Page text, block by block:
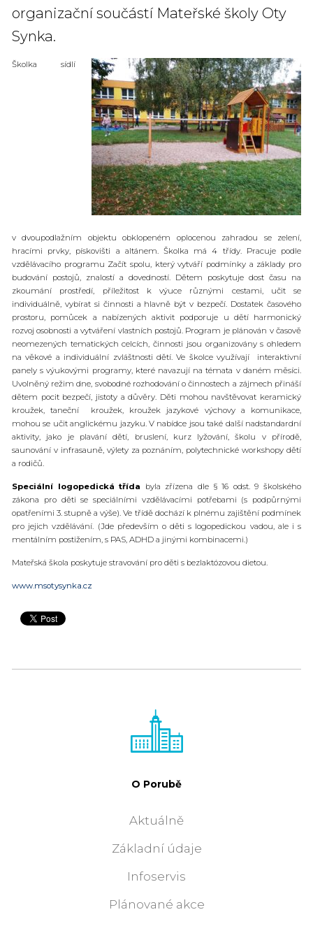
organizační součástí Mateřské školy Oty
Synka.
Školka sídlí
v dvoupodlažním objektu obklopeném oplocenou zahradou se zelení,
hracími prvky, pískovišti a altánem. Školka má 4 třídy. Pracuje podle
vzdělávacího programu Začít spolu, který vytváří podmínky a základy pro
budování postojů, znalostí a dovedností. Dětem poskytuje dost času na
zkoumání prostředí, příležitost k výuce různými cestami, učit se
individuálně, vybírat si činnosti a hlavně být v bezpečí. Dostatek časového
prostoru, pomůcek a nabízených aktivit podporuje u dětí harmonický
rozvoj osobnosti a vytváření vlastních postojů. Program je plánován v časově
neomezených tematických celcích, činnosti jsou organizovány s ohledem
na věkové a individuální zvláštnosti dětí. Ve školce využívají interaktivní
panely s výukovými programy, které navazují na témata v daném měsíci.
Uvolněný režim dne, svobodné rozhodování o činnostech a zájmech přináší
dětem pocit bezpečí, jistoty a důvěry. Děti mohou navštěvovat keramický
kroužek, taneční kroužek, kroužek jazykové výchovy a komunikace,
mohou se učit anglickému jazyku. V nabídce jsou také další nadstandardní
aktivity, jako je plavání dětí, bruslení, kurz lyžování, školu v přírodě,
saunování v infrasauně, výlety za poznáním, polytechnické workshopy dětí
a rodičů.
Speciální logopedická třída byla zřízena dle § 16 odst. 9 školského
zákona pro děti se speciálními vzdělávacími potřebami (s podpůrnými
opatřeními 3. stupně a výše). Ve třídě dochází k plnému zajištění podmínek
pro jejich vzdělávání. (Jde především o děti s logopedickou vadou, ale i s
mentálním postižením, s PAS, ADHD a jinými kombinacemi.)
Mateřská škola poskytuje stravování pro děti s bezlaktózovou dietou.
www.msotysynka.cz
O Porubě
Aktuálně
Základní údaje
Infoservis
Plánované akce